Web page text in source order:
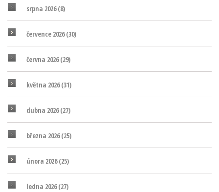
srpna 2026(8)
července 2026(30)
června 2026(29)
května 2026(31)
dubna 2026(27)
března 2026(25)
února 2026(25)
ledna 2026(27)